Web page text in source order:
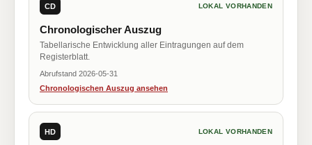
CD LOKAL VORHANDEN
Chronologischer Auszug
Tabellarische Entwicklung aller Eintragungen auf dem
Registerblatt.
Abrufstand 2026-05-31
Chronologischen Auszug ansehen
HD LOKAL VORHANDEN